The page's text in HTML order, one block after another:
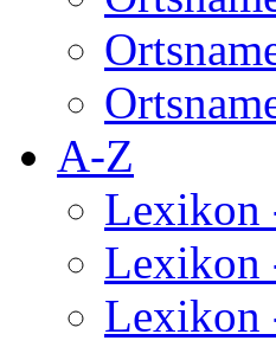
A-Z
Lexikon
Lexikon
Lexikon